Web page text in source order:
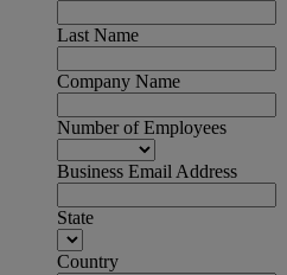
Last Name
Company Name
Number of Employees
Business Email Address
State
Country